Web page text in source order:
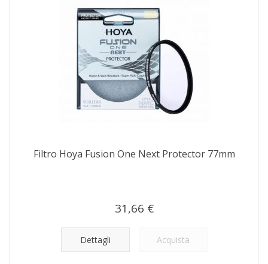
Filtro Hoya Fusion One Next Protector 77mm
31,66 €
Dettagli Acquista